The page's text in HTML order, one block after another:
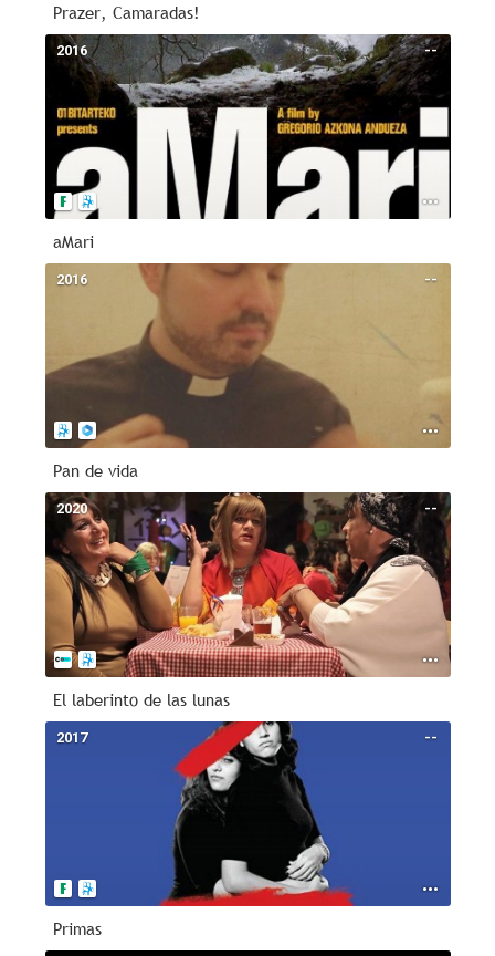
Prazer, Camaradas!
--
2016
aMari
--
2016
Pan de vida
--
2020
El laberinto de las lunas
--
2017
Primas